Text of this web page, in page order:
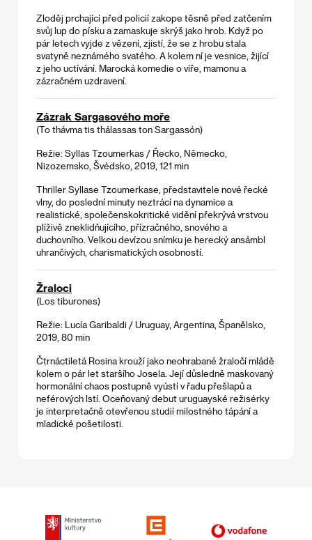
Zloděj prchající před policií zakope těsně před zatčením
svůj lup do písku a zamaskuje skrýš jako hrob. Když po
pár letech vyjde z vězení, zjistí, že se z hrobu stala
svatyně neznámého svatého. A kolem ní je vesnice, žijící
z jeho uctívání. Marocká komedie o víře, mamonu a
zázračném uzdravení.
Zázrak Sargasového moře
(To thávma tis thálassas ton Sargassón)
Režie: Syllas Tzoumerkas / Řecko, Německo,
Nizozemsko, Švédsko, 2019, 121 min
Thriller Syllase Tzoumerkase, představitele nové řecké
vlny, do poslední minuty neztrácí na dynamice a
realistické, společenskokritické vidění překrývá vrstvou
plíživě zneklidňujícího, přízračného, snového a
duchovního. Velkou devízou snímku je herecký ansámbl
uhrančivých, charismatických osobností.
Žraloci
(Los tiburones)
Režie: Lucía Garibaldi / Uruguay, Argentina, Španělsko,
2019, 80 min
Čtrnáctiletá Rosina krouží jako neohrabané žraločí mládě
kolem o pár let staršího Josela. Její důsledně maskovaný
hormonální chaos postupně vyústí v řadu přešlapů a
neférových lstí. Oceňovaný debut uruguayské režisérky
je interpretačně otevřenou studií milostného tápání a
mladické pošetilosti.